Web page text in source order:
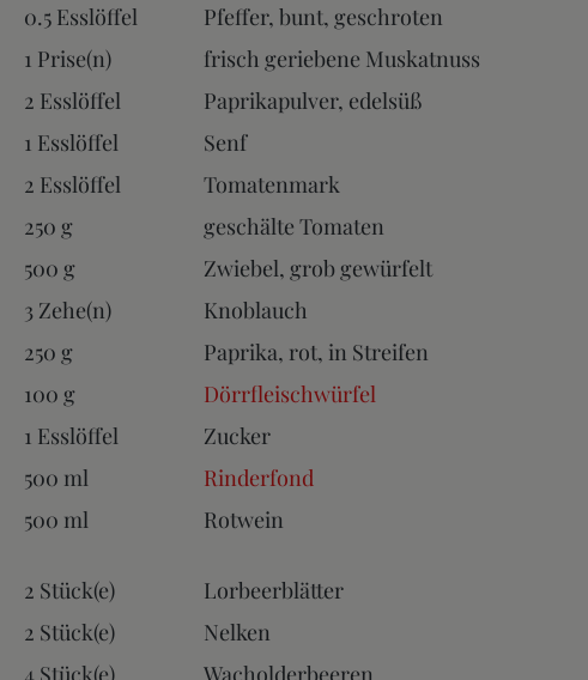
0.5 Esslöffel
Pfeffer, bunt, geschroten
1 Prise(n)
frisch geriebene Muskatnuss
2 Esslöffel
Paprikapulver, edelsüß
1 Esslöffel
Senf
2 Esslöffel
Tomatenmark
250 g
geschälte Tomaten
500 g
Zwiebel, grob gewürfelt
3 Zehe(n)
Knoblauch
250 g
Paprika, rot, in Streifen
100 g
Dörrfleischwürfel
1 Esslöffel
Zucker
500 ml
Rinderfond
500 ml
Rotwein
2 Stück(e)
Lorbeerblätter
2 Stück(e)
Nelken
4 Stück(e)
Wacholderbeeren